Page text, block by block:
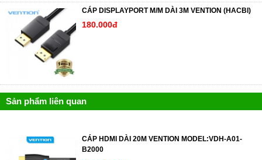
CÁP DISPLAYPORT M/M DÀI 3M VENTION (HACBI)
180.000đ
Sản phẩm liên quan
CÁP HDMI DÀI 20M VENTION MODEL:VDH-A01-
B2000